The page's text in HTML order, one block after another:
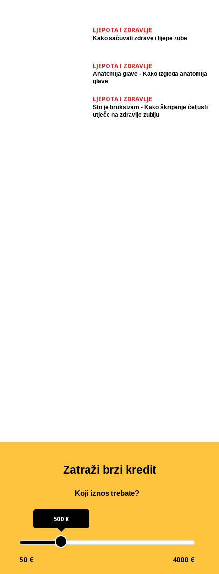
LJEPOTA I ZDRAVLJE
Kako sačuvati zdrave i lijepe zube
LJEPOTA I ZDRAVLJE
Anatomija glave - Kako izgleda anatomija
glave
LJEPOTA I ZDRAVLJE
Što je bruksizam - Kako škripanje čeljusti
utječe na zdravlje zubiju
Zatraži brzi kredit
Koji iznos trebate?
500 €
50 € 4000 €